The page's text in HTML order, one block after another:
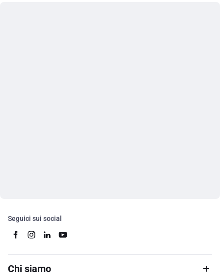
Seguici sui social
Chi siamo